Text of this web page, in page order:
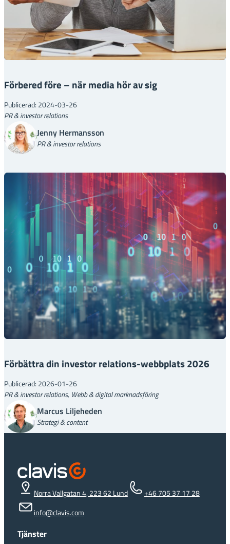
Förbered före – när media hör av sig
Publicerad: 2024-03-26
PR & investor relations
Jenny Hermansson
PR & investor relations
Förbättra din investor relations-webbplats 2026
Publicerad: 2026-01-26
PR & investor relations, Webb & digital marknadsföring
Marcus Liljeheden
Strategi & content
Norra Vallgatan 4, 223 62 Lund
+46 705 37 17 28
info@clavis.com
Tjänster